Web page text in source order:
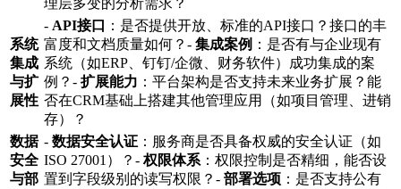
理层多变的分析需求？
系统
集成
与扩
展性
- API接口
：是否提供开放、标准的API接口？接口的丰
富度和文档质量如何？- 集成案例 ：是否有与企业现有
系统（如ERP、钉钉/企微、财务软件）成功集成的案
例？- 扩展能力 ：平台架构是否支持未来业务扩展？能
否在CRM基础上搭建其他管理应用（如项目管理、进销
存）？
数据
安全
与部
- 数据安全认证 ：服务商是否具备权威的安全认证（如
ISO 27001）？-权限体系：权限控制是否精细，能否设
置到字段级别的读写权限？- 部署选项 ：是否支持公有